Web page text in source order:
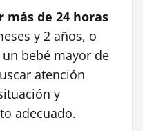
de 24 horas
y 2 años, o
bebé mayor de
atención
y
adecuado.